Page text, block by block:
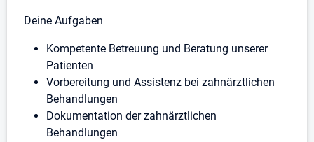
Deine Aufgaben
Kompetente Betreuung und Beratung unserer
Patienten
Vorbereitung und Assistenz bei zahnärztlichen
Behandlungen
Dokumentation der zahnärztlichen
Behandlungen